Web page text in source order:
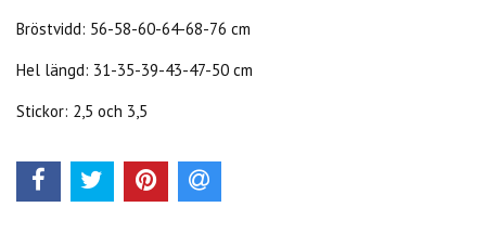
Bröstvidd: 56-58-60-64-68-76 cm
Hel längd: 31-35-39-43-47-50 cm
Stickor: 2,5 och 3,5